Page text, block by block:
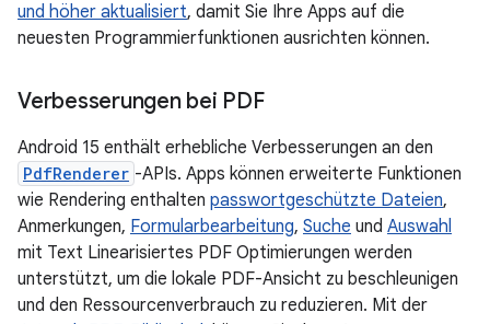
und höher aktualisiert, damit Sie Ihre Apps auf die
neuesten Programmierfunktionen ausrichten können.
Verbesserungen bei PDF
Android 15 enthält erhebliche Verbesserungen an den
PdfRenderer -APIs. Apps können erweiterte Funktionen
wie Rendering enthalten passwortgeschützte Dateien,
Anmerkungen, Formularbearbeitung, Suche und Auswahl
mit Text Linearisiertes PDF Optimierungen werden
unterstützt, um die lokale PDF-Ansicht zu beschleunigen
und den Ressourcenverbrauch zu reduzieren. Mit der